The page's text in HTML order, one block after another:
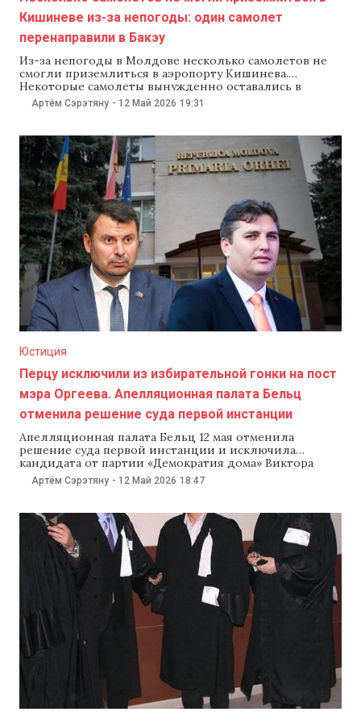
Кишиневе из-за непогоды: один самолет
перенаправили в Бакэу
Из-за непогоды в Молдове несколько самолетов не
смогли приземлиться в аэропорту Кишинева.
Некоторые самолеты вынужденно оставались в
воздухе в ожидании улучшения погодных условий,
однако позже благополучно приземлились в
пресс-секретарь аэропорта Наталья Кожокару.
Непогода коснулась следующих рейсов: Кроме того,
один рейс компании Fly One временно
перенаправили
Артём Сэрэтяну - 12 Май 2026 19:31
Юстиция
Перцу исключили из избирательной гонки на пост
мэра Оргеева. Апелляционная палата Бельц
отменила решение суда первой инстанции
Апелляционная палата Бельц 12 мая отменила
решение суда первой инстанции и исключила
кандидата от партии «Демократия дома» Виктора
Перцу из избирательной гонки за пост мэра Оргеева.
Лидер партии «Демократия дома» Василе Костюк
палате (ВСП). Апелляционная палата Бельц
полностью отменила решение суда Оргеева
Артём Сэрэтяну - 12 Май 2026 18:47